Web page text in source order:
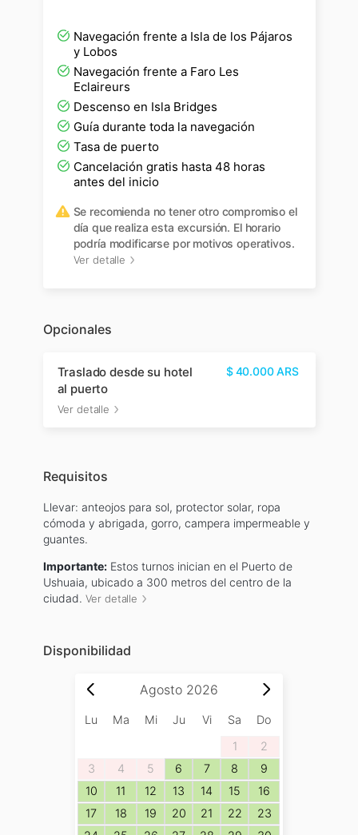
Navegación frente a Isla de los Pájaros
y Lobos
Navegación frente a Faro Les
Eclaireurs
Descenso en Isla Bridges
Guía durante toda la navegación
Tasa de puerto
Cancelación gratis hasta 48 horas
antes del inicio
Se recomienda no tener otro compromiso el
día que realiza esta excursión. El horario
podría modificarse por motivos operativos.
Ver detalle
Opcionales
Traslado desde su hotel
al puerto
Ver detalle
$ 40.000ARS
Requisitos
Llevar: anteojos para sol, protector solar, ropa
cómoda y abrigada, gorro, campera impermeable y
guantes.
Importante:Estos turnos inician en el Puerto de
Ushuaia, ubicado a 300 metros del centro de la
ciudad. Ver detalle
Disponibilidad
Agosto 2026
Lu Ma Mi Ju Vi Sa
Do
1
2
3
4 5 6 7 8
9
10
11 12 13 14 15
16
17
18 19 20 21 22
23